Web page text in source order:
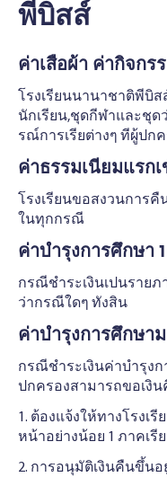
พีบิสส์
ค่าเสือผ้า ค่ากิจก
โรงเรียนนานาชาติพีบิ
นักเรียน,ชุดกีฬาและชุด
รณ์การเรียต่างๆ ทีผู้ปก
ค่าธรรมเนียมแรกเ
โรงเรียนขอสงวนการ
ในทุกกรณี
ค่าบํารุงการศึกษา
กรณีชําระเงินเปนรายภ
ว่ากรณีใดๆ ทังสิน
ค่าบํารุงการศึกษา
กรณีชําระเงินค่าบํารุงก
ปกครองสามารถขอเงิ
1. ต้องแจ้งให้ทางโรงเ
หน้าอย่างน้อย 1 ภาคเรี
2. การอนุมัติเงินคืนขึ้น